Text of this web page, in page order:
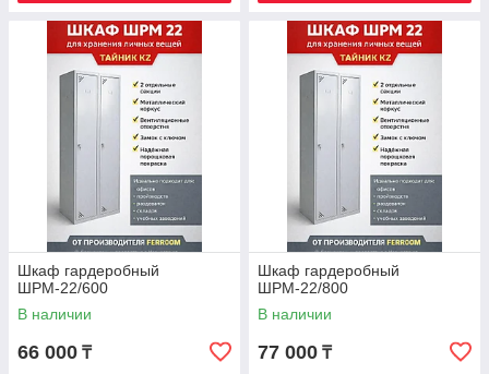
Шкаф гардеробный
ШРМ-22/600
В наличии
66 000 ₸
Шкаф гардеробный
ШРМ-22/800
В наличии
77 000 ₸